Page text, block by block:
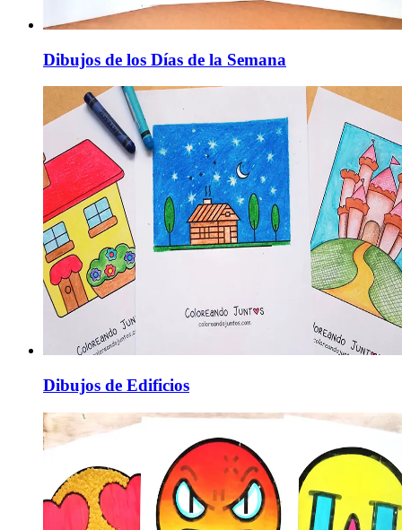
Dibujos de los Días de la Semana
Dibujos de Edificios